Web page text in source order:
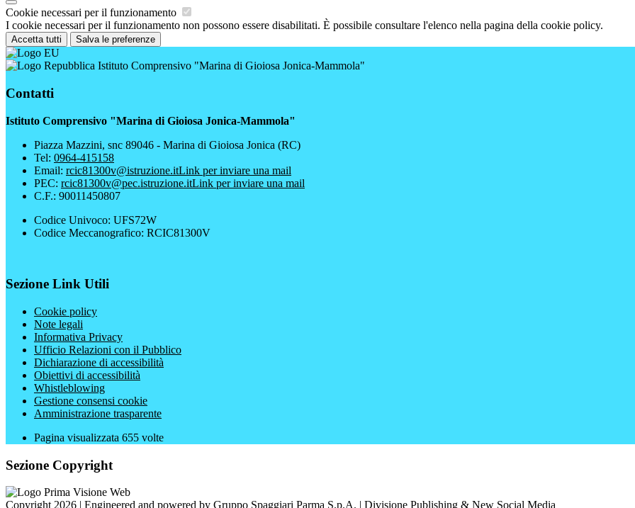
Cookie necessari per il funzionamento
I cookie necessari per il funzionamento non possono essere disabilitati. È possibile consultare l'elenco nella pagina della cookie policy.
Accetta tutti Salva le preferenze
Istituto Comprensivo "Marina di Gioiosa Jonica-Mammola"
Contatti
Istituto Comprensivo "Marina di Gioiosa Jonica-Mammola"
Piazza Mazzini, snc 89046 - Marina di Gioiosa Jonica (RC)
Tel: 0964-415158
Email: rcic81300v@istruzione.itLink per inviare una mail
PEC: rcic81300v@pec.istruzione.itLink per inviare una mail
C.F.: 90011450807
Codice Univoco: UFS72W
Codice Meccanografico: RCIC81300V
Sezione Link Utili
Cookie policy
Note legali
Informativa Privacy
Ufficio Relazioni con il Pubblico
Dichiarazione di accessibilità
Obiettivi di accessibilità
Whistleblowing
Gestione consensi cookie
Amministrazione trasparente
Pagina visualizzata 655 volte
Sezione Copyright
Copyright 2026 | Engineered and powered by Gruppo Spaggiari Parma S.p.A. | Divisione Publishing & New Social Media